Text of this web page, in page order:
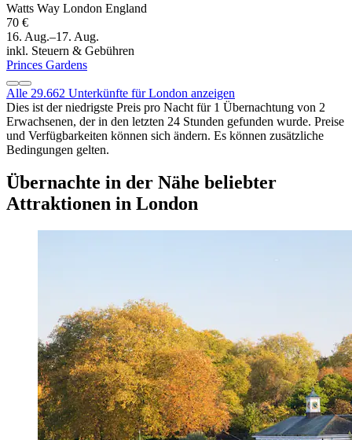
Watts Way London England
70 €
16. Aug.–17. Aug.
inkl. Steuern & Gebühren
Princes Gardens
Alle 29.662 Unterkünfte für London anzeigen
Dies ist der niedrigste Preis pro Nacht für 1 Übernachtung von 2
Erwachsenen, der in den letzten 24 Stunden gefunden wurde. Preise
und Verfügbarkeiten können sich ändern. Es können zusätzliche
Bedingungen gelten.
Übernachte in der Nähe beliebter
Attraktionen in London